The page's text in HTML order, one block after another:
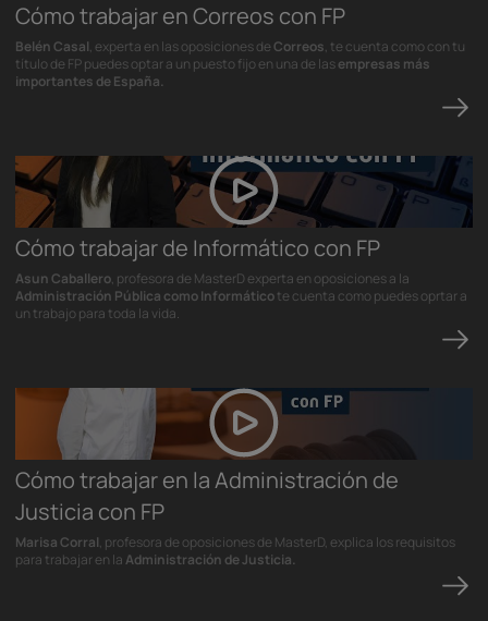
Cómo trabajar en Correos con FP
Belén Casal, experta en las oposiciones deCorreos, te cuenta como con tu
título de FP puedes optar a un puesto fijo en una de lasempresas más
importantes de España.
Cómo trabajar de Informático con FP
Asun Caballero, profesora de MasterD experta en oposiciones a la
Administración Pública como Informáticote cuenta como puedes oprtar a
un trabajo para toda la vida.
Cómo trabajar en la Administración de
Justicia con FP
Marisa Corral, profesora de oposiciones de MasterD, explica los requisitos
para trabajar en laAdministración de Justicia.